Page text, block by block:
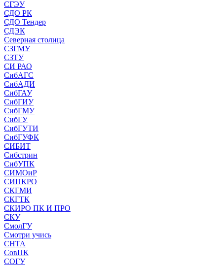
СГЭУ
СДО РК
СДО Тендер
СДЭК
Северная столица
СЗГМУ
СЗТУ
СИ РАО
СибАГС
СибАДИ
СибГАУ
СибГИУ
СибГМУ
СибГУ
СибГУТИ
СибГУФК
СИБИТ
Сибстрин
СибУПК
СИМОиР
СИПКРО
СКГМИ
СКГТК
СКИРО ПК И ПРО
СКУ
СмолГУ
Смотри учись
СНТА
СовПК
СОГУ